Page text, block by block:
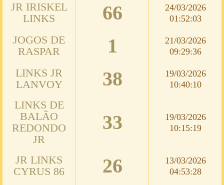
JR IRISKEL
LINKS
66
24/03/2026
01:52:03
JOGOS DE
RASPAR
1
21/03/2026
09:29:36
LINKS JR
LANVOY
38
19/03/2026
10:40:10
LINKS DE
BALÃO
REDONDO
JR
33
19/03/2026
10:15:19
JR LINKS
CYRUS 86
26
13/03/2026
04:53:28